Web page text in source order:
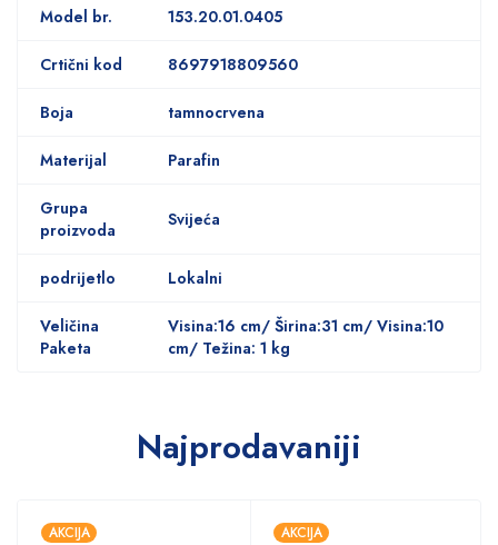
Model br. 153.20.01.0405
Crtični kod 8697918809560
Boja tamnocrvena
Materijal Parafin
Grupa
proizvoda
Svijeća
podrijetlo Lokalni
Veličina
Paketa
Visina:16 cm/ Širina:31 cm/ Visina:10
cm/ Težina: 1 kg
Najprodavaniji
AKCIJA AKCIJA